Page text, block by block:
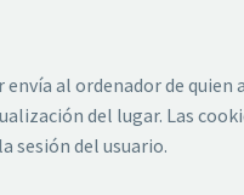
al ordenador de quien
del lugar. Las
sesión del usuario.